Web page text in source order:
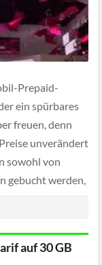
Prepaid-
ein spürbares
freuen, denn
unverändert
sowohl von
gebucht werden,
auf 30 GB